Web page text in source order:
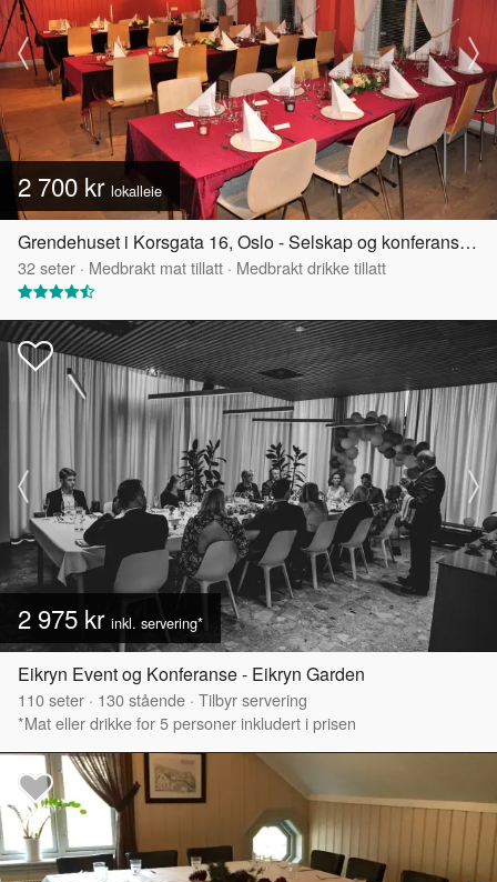
2 700 kr lokalleie
Grendehuset i Korsgata 16, Oslo - Selskap og konferanselokale
32seter · Medbrakt mat tillatt · Medbrakt drikke tillatt
2 975 kr inkl. servering*
Eikryn Event og Konferanse - Eikryn Garden
110seter · 130stående · Tilbyr servering
*Mat eller drikke for 5 personer inkludert i prisen